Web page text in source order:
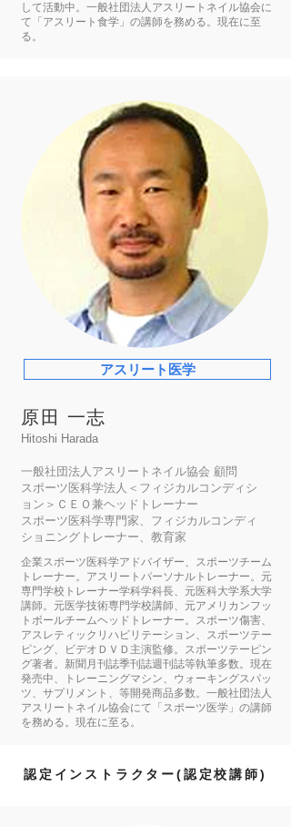
して活動中。一般社団法人アスリートネイル協会に
て「アスリート食学」の講師を務める。現在に至
る。
アスリート医学
原田 一志
Hitoshi Harada
一般社団法人アスリートネイル協会 顧問
スポーツ医科学法人＜フィジカルコンディシ
ョン＞ＣＥＯ兼ヘッドトレーナー
スポーツ医科学専門家、フィジカルコンディ
ショニングトレーナー、教育家
企業スポーツ医科学アドバイザー、スポーツチーム
トレーナー。アスリートパーソナルトレーナー。元
専門学校トレーナー学科学科長、元医科大学系大学
講師。元医学技術専門学校講師、元アメリカンフッ
トボールチームヘッドトレーナー。スポーツ傷害、
アスレティックリハビリテーション、スポーツテー
ピング、ビデオＤＶＤ主演監修。スポーツテーピン
グ著者。新聞月刊誌季刊誌週刊誌等執筆多数。現在
発売中、トレーニングマシン、ウォーキングスパッ
ツ、サプリメント、等開発商品多数。一般社団法人
アスリートネイル協会にて「スポーツ医学」の講師
を務める。現在に至る。
認定インストラクター(認定校講師)